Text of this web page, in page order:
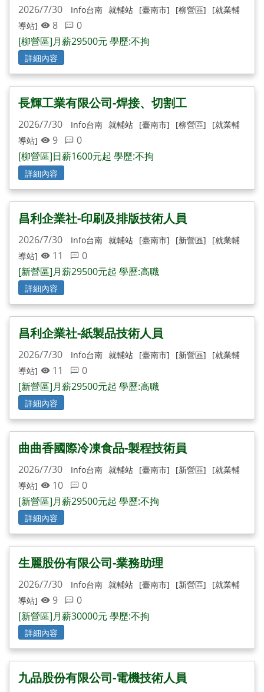
2026/7/30 Info台南 就輔站 [臺南市] [柳營區]
[就業輔
導站]
8
0
[柳營區]月薪29500元 學歷:不拘
詳細內容
長輝工業有限公司-焊接、切割工
2026/7/30 Info台南 就輔站 [臺南市] [柳營區]
[就業輔
導站]
9
0
[柳營區]日薪1600元起 學歷:不拘
詳細內容
昌利企業社-印刷及排版技術人員
2026/7/30 Info台南 就輔站 [臺南市] [新營區]
[就業輔
導站]
11
0
[新營區]月薪29500元起 學歷:高職
詳細內容
昌利企業社-紙製品技術人員
2026/7/30 Info台南 就輔站 [臺南市] [新營區]
[就業輔
導站]
11
0
[新營區]月薪29500元起 學歷:高職
詳細內容
曲曲香國際冷凍食品-製程技術員
2026/7/30 Info台南 就輔站 [臺南市] [新營區]
[就業輔
導站]
10
0
[新營區]月薪29500元起 學歷:不拘
詳細內容
生麗股份有限公司-業務助理
2026/7/30 Info台南 就輔站 [臺南市] [新營區]
[就業輔
導站]
9
0
[新營區]月薪30000元 學歷:不拘
詳細內容
九品股份有限公司-電機技術人員